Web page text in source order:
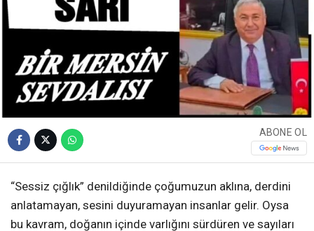
ABONE OL
“Sessiz çığlık” denildiğinde çoğumuzun aklına, derdini
anlatamayan, sesini duyuramayan insanlar gelir. Oysa
bu kavram, doğanın içinde varlığını sürdüren ve sayıları